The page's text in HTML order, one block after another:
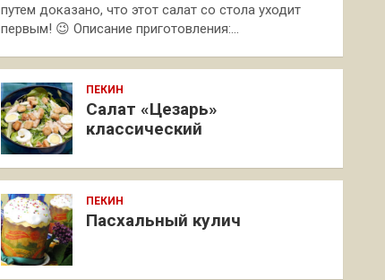
путем доказано, что этот салат со стола уходит
первым! 😉 Описание приготовления:…
ПЕКИН
Салат «Цезарь»
классический
ПЕКИН
Пасхальный кулич